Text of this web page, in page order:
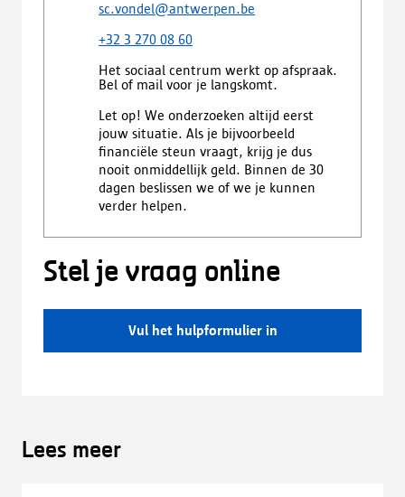
sc.vondel@antwerpen.be
+32 3 270 08 60
Het sociaal centrum werkt op afspraak.
Bel of mail voor je langskomt.
Let op! We onderzoeken altijd eerst
jouw situatie. Als je bijvoorbeeld
financiële steun vraagt, krijg je dus
nooit onmiddellijk geld. Binnen de 30
dagen beslissen we of we je kunnen
verder helpen.
Stel je vraag online
Vul het hulpformulier in
Lees meer